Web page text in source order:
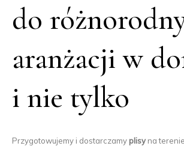
do
aranżacji w
i nie tylko
Przygotowujemy i dostarczamyplisyna